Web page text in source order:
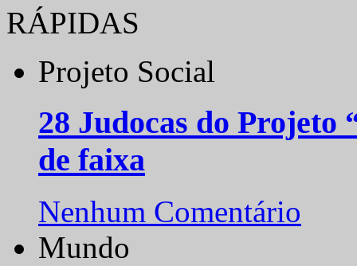
RÁPIDAS
Projeto Social
28 Judocas do
de faixa
Nenhum Comentário
Mundo